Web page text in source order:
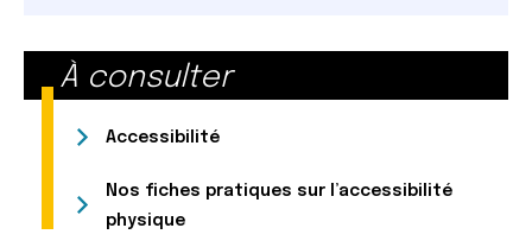
À consulter
Accessibilité
Nos fiches pratiques sur l’accessibilité
physique